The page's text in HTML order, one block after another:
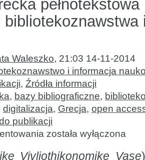
pełnotekstowa
bibliotekoznawstwa
Waleszko, 21:03 14-11-2014
i informacja
, Źródła informacji
, bazy bibliograficzne,
digitalizacja, Grecja, open
publikacji
E-
ViVa,
pełnotekstowa
została wyłączona
Vivliothikonomike Vase